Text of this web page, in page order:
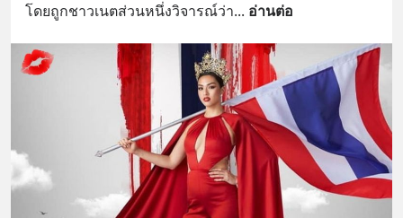
โดยถูกชาวเนตส่วนหนึ่งวิจารณ์ว่า... อ่านต่อ